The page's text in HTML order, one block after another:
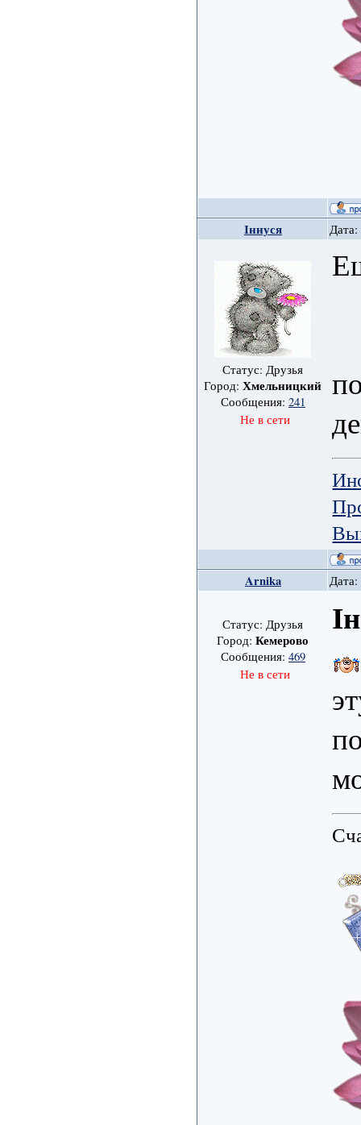
Іннуся
Статус: Друзья
Город:Хмельницкий
Сообщения: 241
Не в сети
Arnika Дата:
Статус: Друзья
Город:Кемерово
Сообщения: 469
Не в сети